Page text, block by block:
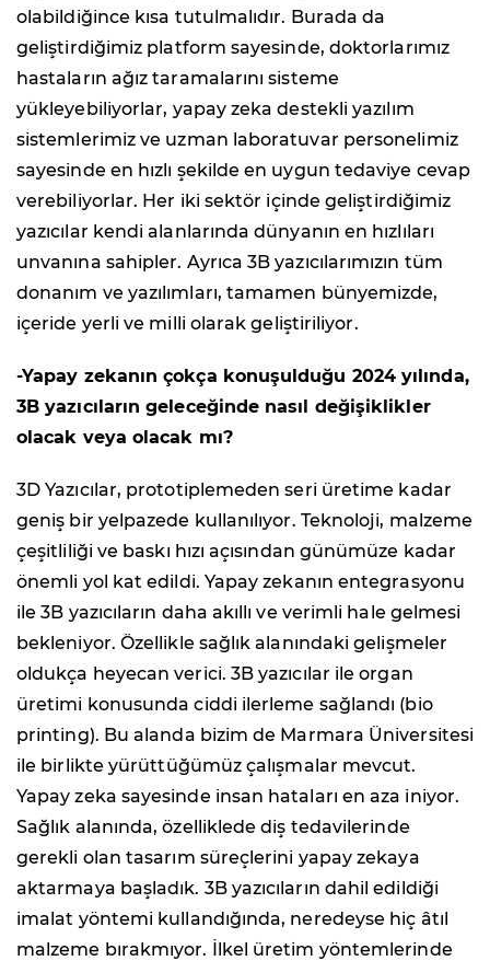
olabildiğince kısa tutulmalıdır. Burada da
geliştirdiğimiz platform sayesinde, doktorlarımız
hastaların ağız taramalarını sisteme
yükleyebiliyorlar, yapay zeka destekli yazılım
sistemlerimiz ve uzman laboratuvar personelimiz
sayesinde en hızlı şekilde en uygun tedaviye cevap
verebiliyorlar. Her iki sektör içinde geliştirdiğimiz
yazıcılar kendi alanlarında dünyanın en hızlıları
unvanına sahipler. Ayrıca 3B yazıcılarımızın tüm
donanım ve yazılımları, tamamen bünyemizde,
içeride yerli ve milli olarak geliştiriliyor.
-Yapay zekanın çokça konuşulduğu 2024 yılında,
3B yazıcıların geleceğinde nasıl değişiklikler
olacak veya olacak mı?
3D Yazıcılar, prototiplemeden seri üretime kadar
geniş bir yelpazede kullanılıyor. Teknoloji, malzeme
çeşitliliği ve baskı hızı açısından günümüze kadar
önemli yol kat edildi. Yapay zekanın entegrasyonu
ile 3B yazıcıların daha akıllı ve verimli hale gelmesi
bekleniyor. Özellikle sağlık alanındaki gelişmeler
oldukça heyecan verici. 3B yazıcılar ile organ
üretimi konusunda ciddi ilerleme sağlandı (bio
printing). Bu alanda bizim de Marmara Üniversitesi
ile birlikte yürüttüğümüz çalışmalar mevcut.
Yapay zeka sayesinde insan hataları en aza iniyor.
Sağlık alanında, özelliklede diş tedavilerinde
gerekli olan tasarım süreçlerini yapay zekaya
aktarmaya başladık. 3B yazıcıların dahil edildiği
imalat yöntemi kullandığında, neredeyse hiç âtıl
malzeme bırakmıyor. İlkel üretim yöntemlerinde